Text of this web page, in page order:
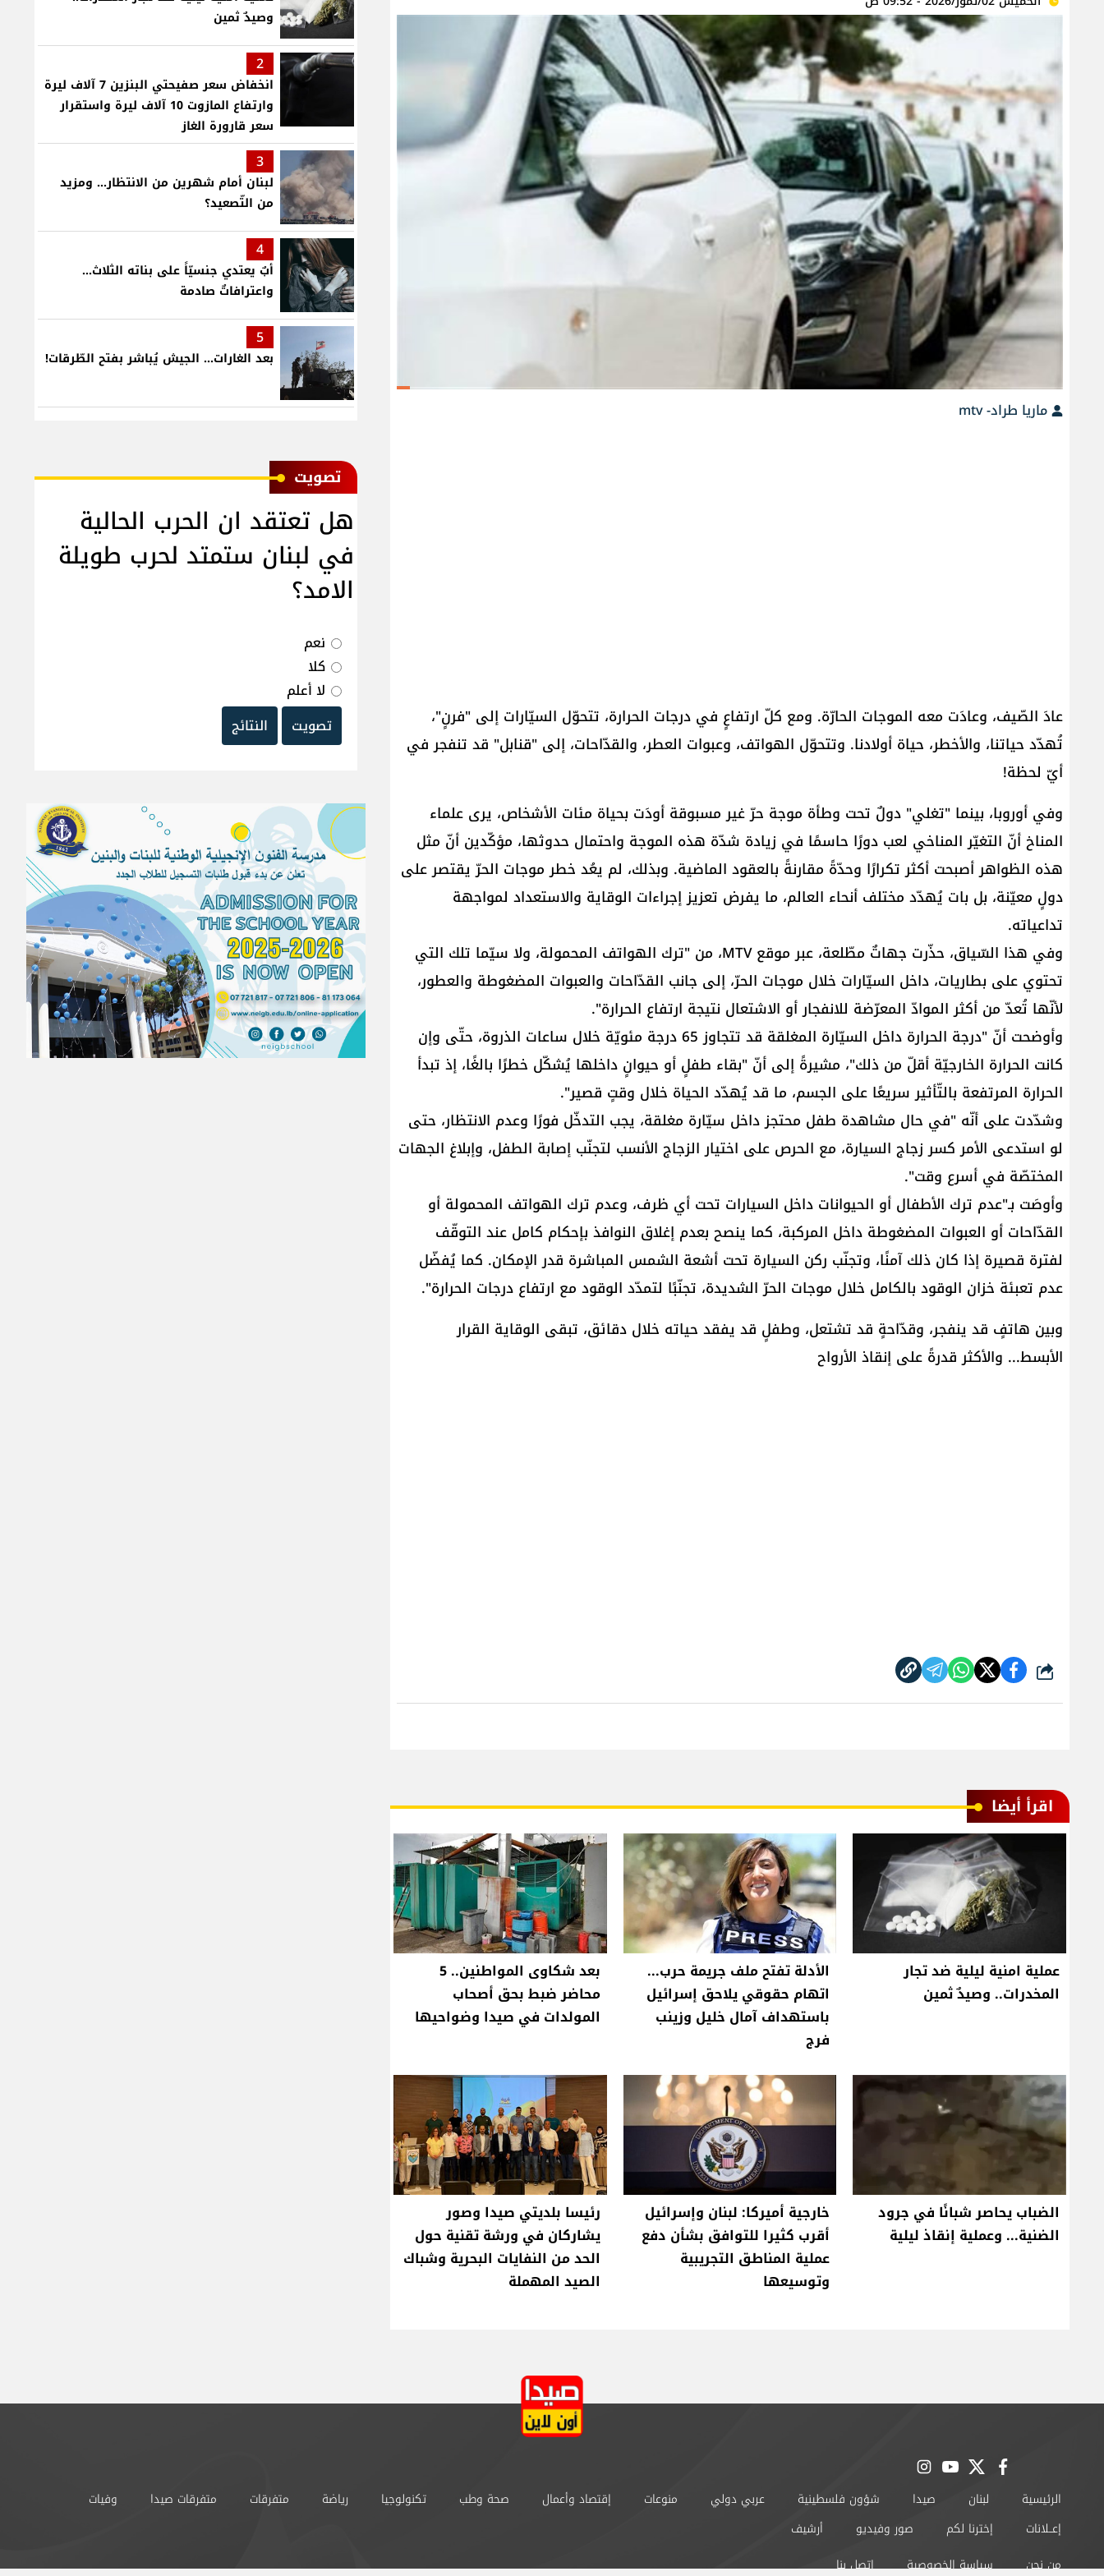
ماريا طراد- mtv
عادَ الصّيف، وعادَت معه الموجات الحارّة. ومع كلّ ارتفاعٍ في درجات الحرارة، تتحوّل السيّارات إلى "فرنٍ"،
تُهدّد حياتنا، والأخطر، حياة أولادنا. وتتحوّل الهواتف، وعبوات العطر، والقدّاحات، إلى "قنابل" قد تنفجر في
أيّ لحظة!
وفي أوروبا، بينما "تغلي" دولٌ تحت وطأة موجة حرّ غير مسبوقة أودَت بحياة مئات الأشخاص، يرى علماء
المناخ أنّ التغيّر المناخي لعب دورًا حاسمًا في زيادة شدّة هذه الموجة واحتمال حدوثها، مؤكّدين أنّ مثل
هذه الظواهر أصبحت أكثر تكرارًا وحدّةً مقارنةً بالعقود الماضية. وبذلك، لم يعُد خطر موجات الحرّ يقتصر على
دولٍ معيّنة، بل بات يُهدّد مختلف أنحاء العالم، ما يفرض تعزيز إجراءات الوقاية والاستعداد لمواجهة
تداعياته.
وفي هذا السّياق، حذّرت جهاتٌ مطّلعة، عبر موقع MTV، من "ترك الهواتف المحمولة، ولا سيّما تلك التي
تحتوي على بطاريات، داخل السيّارات خلال موجات الحرّ، إلى جانب القدّاحات والعبوات المضغوطة والعطور،
لأنّها تُعدّ من أكثر الموادّ المعرّضة للانفجار أو الاشتعال نتيجة ارتفاع الحرارة".
وأوضحت أنّ "درجة الحرارة داخل السيّارة المغلقة قد تتجاوز 65 درجة مئويّة خلال ساعات الذروة، حتّى وإن
كانت الحرارة الخارجيّة أقلّ من ذلك"، مشيرةً إلى أنّ "بقاء طفلٍ أو حيوانٍ داخلها يُشكّل خطرًا بالغًا، إذ تبدأ
الحرارة المرتفعة بالتّأثير سريعًا على الجسم، ما قد يُهدّد الحياة خلال وقتٍ قصير".
وشدّدت على أنّه "في حال مشاهدة طفل محتجز داخل سيّارة مغلقة، يجب التدخّل فورًا وعدم الانتظار، حتى
لو استدعى الأمر كسر زجاج السيارة، مع الحرص على اختيار الزجاج الأنسب لتجنّب إصابة الطفل، وإبلاغ الجهات
المختصّة في أسرع وقت".
وأوصَت بـ"عدم ترك الأطفال أو الحيوانات داخل السيارات تحت أي ظرف، وعدم ترك الهواتف المحمولة أو
القدّاحات أو العبوات المضغوطة داخل المركبة، كما ينصح بعدم إغلاق النوافذ بإحكام كامل عند التوقّف
لفترة قصيرة إذا كان ذلك آمنًا، وتجنّب ركن السيارة تحت أشعة الشمس المباشرة قدر الإمكان. كما يُفضّل
عدم تعبئة خزان الوقود بالكامل خلال موجات الحرّ الشديدة، تجنّبًا لتمدّد الوقود مع ارتفاع درجات الحرارة".
وبين هاتفٍ قد ينفجر، وقدّاحةٍ قد تشتعل، وطفلٍ قد يفقد حياته خلال دقائق، تبقى الوقاية القرار
الأبسط... والأكثر قدرةً على إنقاذ الأرواح
شارك
اقرأ أيضا
عملية امنية ليلية ضد تجار
المخدرات.. وصيدٌ ثمين
الأدلة تفتح ملف جريمة حرب...
اتهام حقوقي يلاحق إسرائيل
باستهداف آمال خليل وزينب
فرج
بعد شكاوى المواطنين.. 5
محاضر ضبط بحق أصحاب
المولدات في صيدا وضواحيها
الضباب يحاصر شبانًا في جرود
الضنية... وعملية إنقاذ ليلية
خارجية أميركا: لبنان وإسرائيل
أقرب كثيرا للتوافق بشأن دفع
عملية المناطق التجريبية
وتوسيعها
رئيسا بلديتي صيدا وصور
يشاركان في ورشة تقنية حول
الحد من النفايات البحرية وشباك
الصيد المهملة
وصيدٌ ثمين
2
انخفاض سعر صفيحتي البنزين 7 آلاف ليرة
وارتفاع المازوت 10 آلاف ليرة واستقرار
سعر قارورة الغاز
3
لبنان أمام شهرين من الانتظار... ومزيد
من التّصعيد؟
4
أبٌ يعتدي جنسيّاً على بناته الثلاث…
واعترافاتٌ صادمة
5
بعد الغارات... الجيش يُباشر بفتح الطّرقات!
ﺗﺼﻮﻳﺖ
هل تعتقد ان الحرب الحالية
في لبنان ستمتد لحرب طويلة
الامد؟
نعم
كلا
لا أعلم
تصويت
النتائج
facebook
twitter
youtube
instagram
الرئيسية لبنان صيدا شؤون فلسطينية عربي دولي منوعات إقتصاد وأعمال صحة وطب تكنولوجيا رياضة متفرقات متفرقات صيدا
وفيات
إعــلانات
إخترنا لكم صور وفيديو
أرشيف
من نحن
سياسة الخصوصية اتصل بنا